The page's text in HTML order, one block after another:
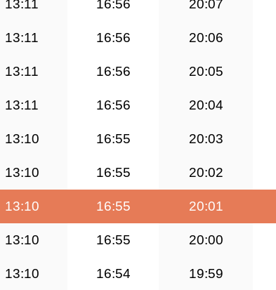
13:11 16:56 20:07
13:11 16:56 20:06
13:11 16:56 20:05
13:11 16:56 20:04
13:10 16:55 20:03
13:10 16:55 20:02
13:10 16:55 20:01
13:10 16:55 20:00
13:10 16:54 19:59